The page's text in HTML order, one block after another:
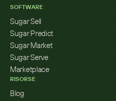
SOFTWARE
Sugar Sell
Sugar Predict
Sugar Market
Sugar Serve
Marketplace
RISORSE
Blog